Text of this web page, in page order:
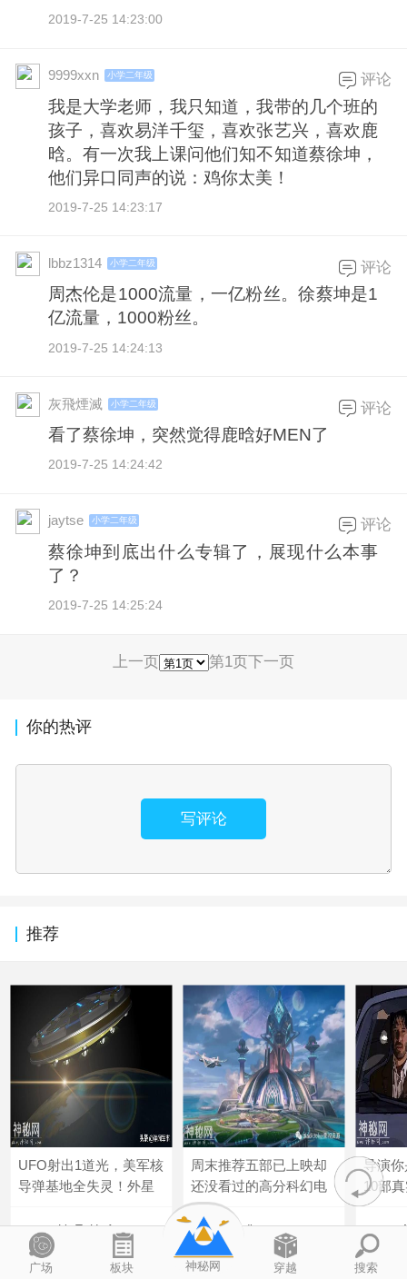
2019-7-25 14:23:00
9999xxn 小学二年级
我是大学老师，我只知道，我带的几个班的
孩子，喜欢易洋千玺，喜欢张艺兴，喜欢鹿
晗。有一次我上课问他们知不知道蔡徐坤，
他们异口同声的说：鸡你太美！
2019-7-25 14:23:17
评论
lbbz1314 小学二年级
周杰伦是1000流量，一亿粉丝。徐蔡坤是1
亿流量，1000粉丝。
2019-7-25 14:24:13
评论
灰飛煙滅 小学二年级
看了蔡徐坤，突然觉得鹿晗好MEN了
2019-7-25 14:24:42
评论
jaytse 小学二年级
蔡徐坤到底出什么专辑了，展现什么本事
了？
2019-7-25 14:25:24
评论
上一页 第1页下一页
你的热评
写评论
推荐
UFO射出1道光，美军核
导弹基地全失灵！外星
LlwTwUwA
周末推荐五部已上映却
还没看过的高分科幻电
budingmm
导演
10部
广场 板块 神秘网 穿越 搜索